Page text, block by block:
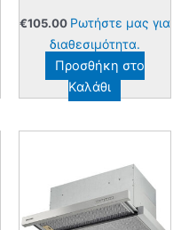
€105.00 Ρωτήστε μας για
διαθεσιμότητα.
Προσθήκη στο
Καλάθι